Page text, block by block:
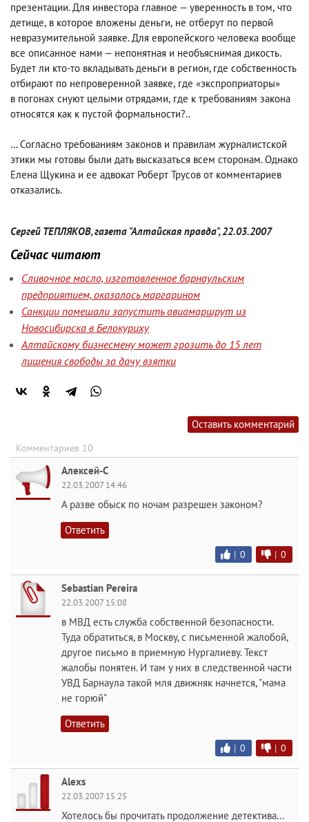
презентации. Для инвестора главное — уверенность в том, что
детище, в которое вложены деньги, не отберут по первой
невразумительной заявке. Для европейского человека вообще
все описанное нами — непонятная и необъяснимая дикость.
Будет ли кто-то вкладывать деньги в регион, где собственность
отбирают по непроверенной заявке, где «экспроприаторы»
в погонах снуют целыми отрядами, где к требованиям закона
относятся как к пустой формальности?..
… Согласно требованиям законов и правилам журналистской
этики мы готовы были дать высказаться всем сторонам. Однако
Елена Щукина и ее адвокат Роберт Трусов от комментариев
отказались.
Сергей ТЕПЛЯКОВ, газета "Алтайская правда", 22.03.2007
Сейчас читают
Сливочное масло, изготовленное барнаульским
предприятием, оказалось маргарином
Санкции помешали запустить авиамаршрут из
Новосибирска в Белокуриху
Алтайскому бизнесмену может грозить до 15 лет
лишения свободы за дачу взятки
Оставить комментарий
Комментариев 10
Алексей-С
22.03.2007 14:46
А разве обыск по ночам разрешен законом?
Ответить
| 0 | 0
Sebastian Pereira
22.03.2007 15:08
в МВД есть служба собственной безопасности.
Туда обратиться, в Москву, с письменной жалобой,
другое письмо в приемную Нургалиеву. Текст
жалобы понятен. И там у них в следственной части
УВД Барнаула такой мля движняк начнется, "мама
не горюй"
Ответить
| 0 | 0
Alexs
22.03.2007 15:25
Хотелось бы прочитать продолжение детектива...